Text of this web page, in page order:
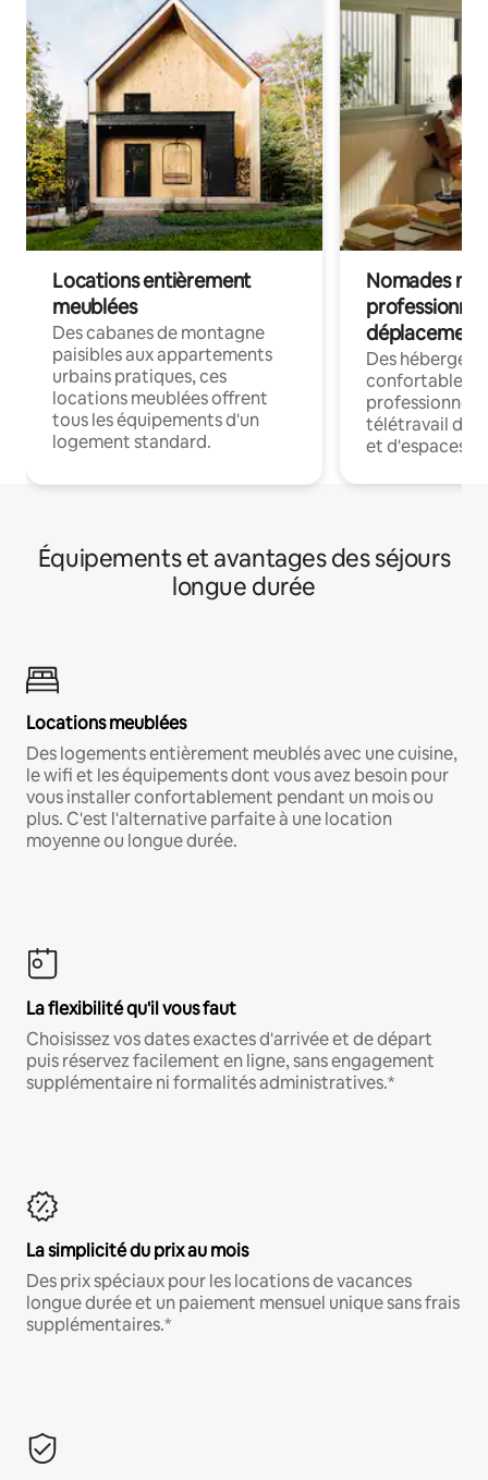
Locations entièrement
meublées
Des cabanes de montagne
paisibles aux appartements
urbains pratiques, ces
locations meublées offrent
tous les équipements d'un
logement standard.
Nomades
déplacement
Des
confortables
professionnels
télétravail
et d'espaces
Équipements et avantages des séjours
longue durée
Locations meublées
Des logements entièrement meublés avec une cuisine,
le wifi et les équipements dont vous avez besoin pour
vous installer confortablement pendant un mois ou
plus. C'est l'alternative parfaite à une location
moyenne ou longue durée.
La flexibilité qu'il vous faut
Choisissez vos dates exactes d'arrivée et de départ
puis réservez facilement en ligne, sans engagement
supplémentaire ni formalités administratives.*
La simplicité du prix au mois
Des prix spéciaux pour les locations de vacances
longue durée et un paiement mensuel unique sans frais
supplémentaires.*